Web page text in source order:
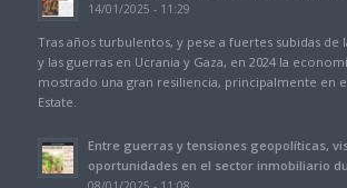
14/01/2025 - 11:29
Tras años turbulentos, y pese a fuertes subidas de
y las guerras en Ucrania y Gaza, en 2024 la
mostrado una gran resiliencia, principalmente en
Estate.
Entre guerras y tensiones geopolíticas,
oportunidades en el sector inmobiliario